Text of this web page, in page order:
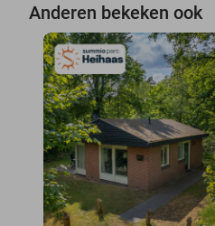
Anderen bekeken ook